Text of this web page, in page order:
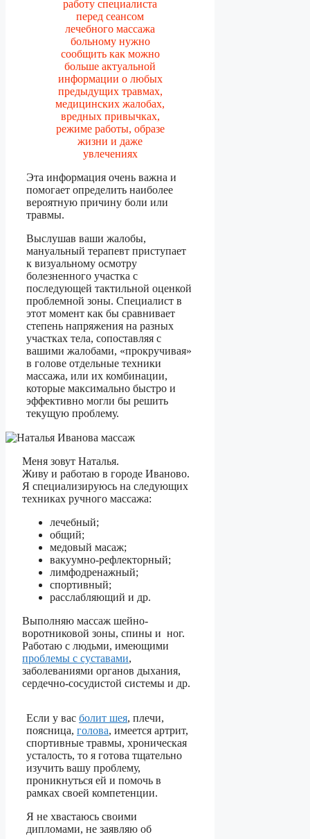
работу специалиста
перед сеансом
лечебного массажа
больному нужно
сообщить как можно
больше актуальной
информации о любых
предыдущих травмах,
медицинских жалобах,
вредных привычках,
режиме работы, образе
жизни и даже
увлечениях
Эта информация очень важна и
помогает определить наиболее
вероятную причину боли или
травмы.
Выслушав ваши жалобы,
мануальный терапевт приступает
к визуальному осмотру
болезненного участка с
последующей тактильной оценкой
проблемной зоны. Специалист в
этот момент как бы сравнивает
степень напряжения на разных
участках тела, сопоставляя с
вашими жалобами, «прокручивая»
в голове отдельные техники
массажа, или их комбинации,
которые максимально быстро и
эффективно могли бы решить
текущую проблему.
Меня зовут Наталья.
Живу и работаю в городе Иваново.
Я специализируюсь на следующих
техниках ручного массажа:
лечебный;
общий;
медовый масаж;
вакуумно-рефлекторный;
лимфодренажный;
спортивный;
расслабляющий и др.
Выполняю массаж шейно-
воротниковой зоны, спины и ног.
Работаю с людьми, имеющими
проблемы с суставами,
заболеваниями органов дыхания,
сердечно-сосудистой системы и др.
Если у вас болит шея, плечи,
поясница, голова, имеется артрит,
спортивные травмы, хроническая
усталость, то я готова тщательно
изучить вашу проблему,
проникнуться ей и помочь в
рамках своей компетенции.
Я не хвастаюсь своими
дипломами, не заявляю об